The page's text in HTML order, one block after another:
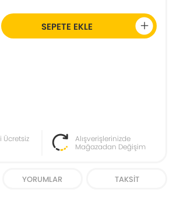
SEPETE EKLE
Ücretsiz
Alışverişlerinizde
Mağazadan Değişim
YORUMLAR TAKSIT